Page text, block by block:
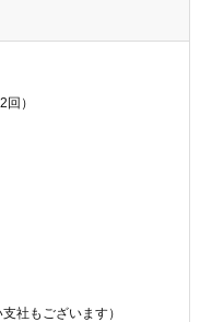
）
社もございます）